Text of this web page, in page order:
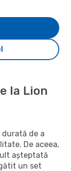
la Lion
durată de a
De aceea,
așteptată
un set